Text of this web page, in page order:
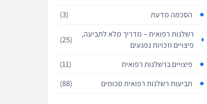
הסכמה מדעת
(3)
רשלנות רפואית – מדריך מלא לתביעה,
פיצויים וזכויות נפגעים
(25)
פיצויים ברשלנות רפואית
(11)
תביעות רשלנות רפואית סכומים
(88)